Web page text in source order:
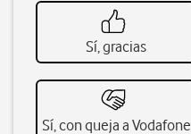
Sí, gracias
Sí, con queja a Vodafone